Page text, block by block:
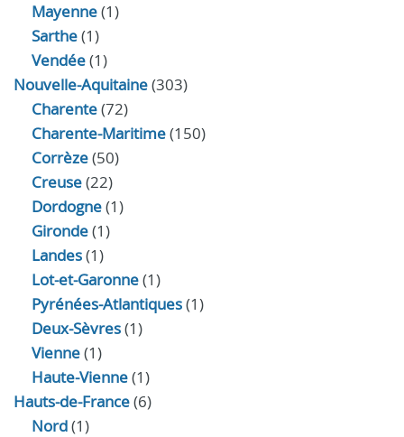
Mayenne(1)
Sarthe(1)
Vendée(1)
Nouvelle-Aquitaine(303)
Charente(72)
Charente-Maritime(150)
Corrèze(50)
Creuse(22)
Dordogne(1)
Gironde(1)
Landes(1)
Lot-et-Garonne(1)
Pyrénées-Atlantiques(1)
Deux-Sèvres(1)
Vienne(1)
Haute-Vienne(1)
Hauts-de-France(6)
Nord(1)